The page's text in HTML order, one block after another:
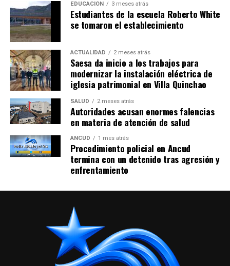
EDUCACIÓN 3 meses atrás
Estudiantes de la escuela Roberto White
se tomaron el establecimiento
ACTUALIDAD 2 meses atrás
Saesa da inicio a los trabajos para
modernizar la instalación eléctrica de
iglesia patrimonial en Villa Quinchao
SALUD 2 meses atrás
Autoridades acusan enormes falencias
en materia de atención de salud
ANCUD 1 mes atrás
Procedimiento policial en Ancud
termina con un detenido tras agresión y
enfrentamiento